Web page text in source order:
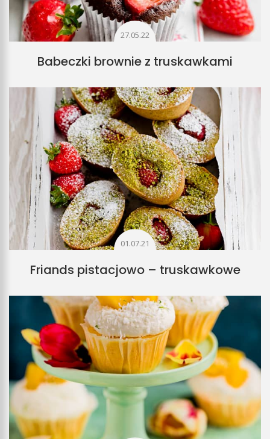
27.05.22
Babeczki brownie z truskawkami
01.07.21
Friands pistacjowo – truskawkowe